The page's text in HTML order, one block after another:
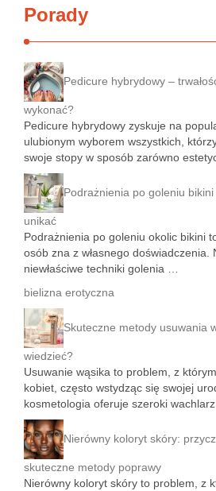
Porady
Pedicure hybrydowy –
wykonać?
Pedicure hybrydowy zyskuje na
ulubionym wyborem wszystkich,
swoje stopy w sposób zarówno
Podrażnienia po goleniu
unikać
Podrażnienia po goleniu okolic bikini
osób zna z własnego doświadczenia.
niewłaściwe techniki golenia …
bielizna erotyczna
Skuteczne metody usuwania
wiedzieć?
Usuwanie wąsika to problem, z
kobiet, często wstydząc się swojej
kosmetologia oferuje szeroki wachlarz
Nierówny koloryt skóry:
skuteczne metody poprawy
Nierówny koloryt skóry to problem, z